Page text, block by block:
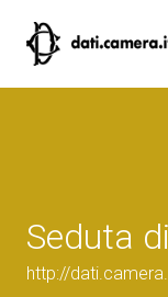
Seduta
http://